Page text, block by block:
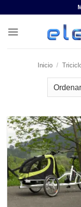
contenido
Inicio /